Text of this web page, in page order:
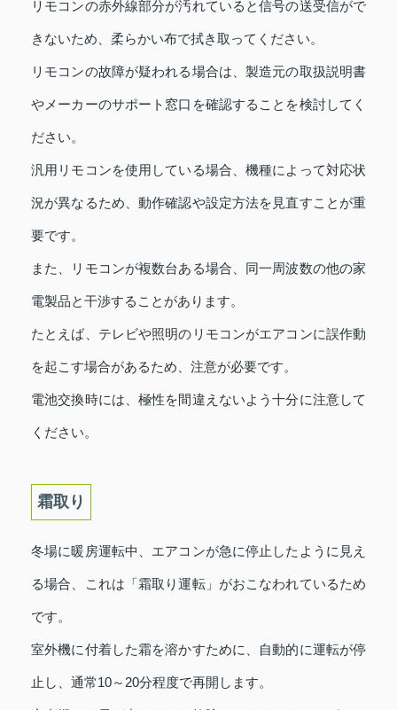
リモコンの赤外線部分が汚れていると信号の送受信がで
きないため、柔らかい布で拭き取ってください。
リモコンの故障が疑われる場合は、製造元の取扱説明書
やメーカーのサポート窓口を確認することを検討してく
ださい。
汎用リモコンを使用している場合、機種によって対応状
況が異なるため、動作確認や設定方法を見直すことが重
要です。
また、リモコンが複数台ある場合、同一周波数の他の家
電製品と干渉することがあります。
たとえば、テレビや照明のリモコンがエアコンに誤作動
を起こす場合があるため、注意が必要です。
電池交換時には、極性を間違えないよう十分に注意して
ください。
霜取り
冬場に暖房運転中、エアコンが急に停止したように見え
る場合、これは「霜取り運転」がおこなわれているため
です。
室外機に付着した霜を溶かすために、自動的に運転が停
止し、通常10～20分程度で再開します。